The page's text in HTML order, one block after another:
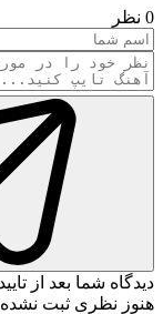
0 نظر
دیدگاه شما بعد از
هنوز نظری ثبت نشده